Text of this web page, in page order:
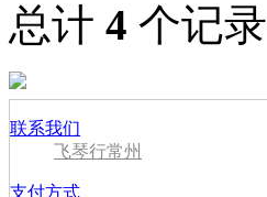
总计 4 个记录
联系我们
飞琴行常州
支付方式